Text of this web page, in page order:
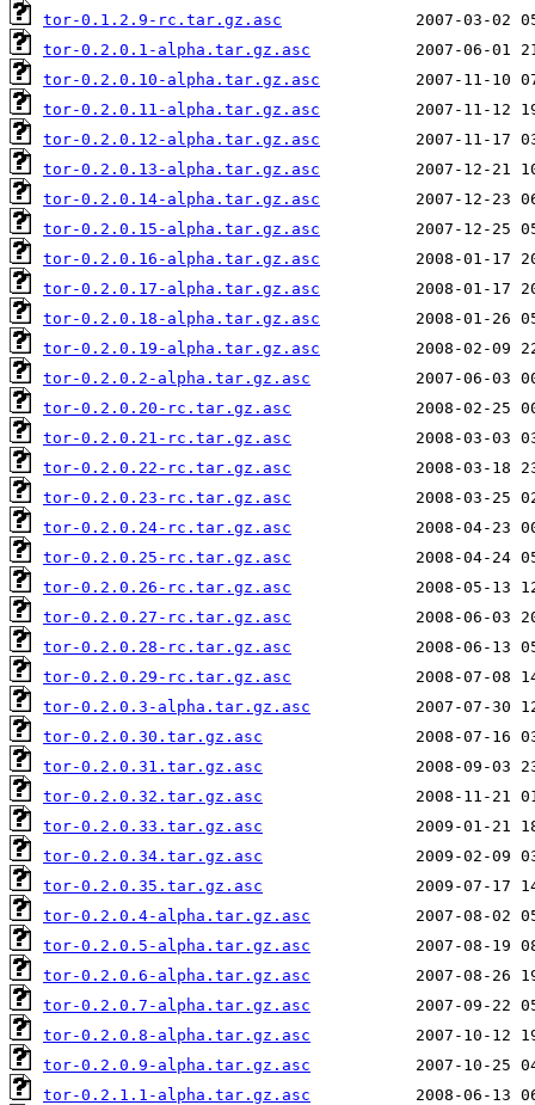
tor-0.1.2.9-rc.tar.gz.asc
tor-0.2.0.1-alpha.tar.gz.asc
tor-0.2.0.10-alpha.tar.gz.asc
tor-0.2.0.11-alpha.tar.gz.asc
tor-0.2.0.12-alpha.tar.gz.asc
tor-0.2.0.13-alpha.tar.gz.asc
tor-0.2.0.14-alpha.tar.gz.asc
tor-0.2.0.15-alpha.tar.gz.asc
tor-0.2.0.16-alpha.tar.gz.asc
tor-0.2.0.17-alpha.tar.gz.asc
tor-0.2.0.18-alpha.tar.gz.asc
tor-0.2.0.19-alpha.tar.gz.asc
tor-0.2.0.2-alpha.tar.gz.asc
tor-0.2.0.20-rc.tar.gz.asc
tor-0.2.0.21-rc.tar.gz.asc
tor-0.2.0.22-rc.tar.gz.asc
tor-0.2.0.23-rc.tar.gz.asc
tor-0.2.0.24-rc.tar.gz.asc
tor-0.2.0.25-rc.tar.gz.asc
tor-0.2.0.26-rc.tar.gz.asc
tor-0.2.0.27-rc.tar.gz.asc
tor-0.2.0.28-rc.tar.gz.asc
tor-0.2.0.29-rc.tar.gz.asc
tor-0.2.0.3-alpha.tar.gz.asc
tor-0.2.0.30.tar.gz.asc
tor-0.2.0.31.tar.gz.asc
tor-0.2.0.32.tar.gz.asc
tor-0.2.0.33.tar.gz.asc
tor-0.2.0.34.tar.gz.asc
tor-0.2.0.35.tar.gz.asc
tor-0.2.0.4-alpha.tar.gz.asc
tor-0.2.0.5-alpha.tar.gz.asc
tor-0.2.0.6-alpha.tar.gz.asc
tor-0.2.0.7-alpha.tar.gz.asc
tor-0.2.0.8-alpha.tar.gz.asc
tor-0.2.0.9-alpha.tar.gz.asc
tor-0.2.1.1-alpha.tar.gz.asc